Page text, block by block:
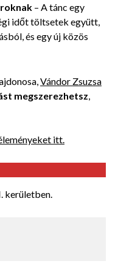
– A tánc egy
időt töltsetek együtt,
és egy új közös
Vándor Zsuzsa
megszerezhetsz,
itt.
kerületben.